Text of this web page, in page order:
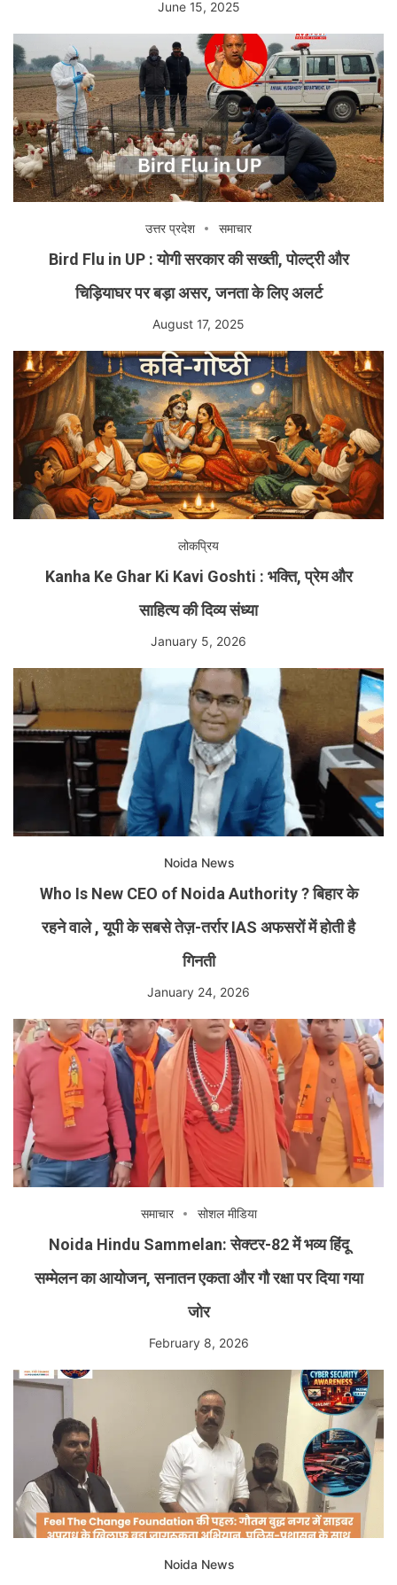
June 15, 2025
उत्तर प्रदेश समाचार
Bird Flu in UP : योगी सरकार की सख्ती, पोल्ट्री और
चिड़ियाघर पर बड़ा असर, जनता के लिए अलर्ट
August 17, 2025
लोकप्रिय
Kanha Ke Ghar Ki Kavi Goshti : भक्ति, प्रेम और
साहित्य की दिव्य संध्या
January 5, 2026
Noida News
Who Is New CEO of Noida Authority ? बिहार के
रहने वाले , यूपी के सबसे तेज़-तर्रार IAS अफसरों में होती है
गिनती
January 24, 2026
समाचार सोशल मीडिया
Noida Hindu Sammelan: सेक्टर-82 में भव्य हिंदू
सम्मेलन का आयोजन, सनातन एकता और गौ रक्षा पर दिया गया
जोर
February 8, 2026
Noida News